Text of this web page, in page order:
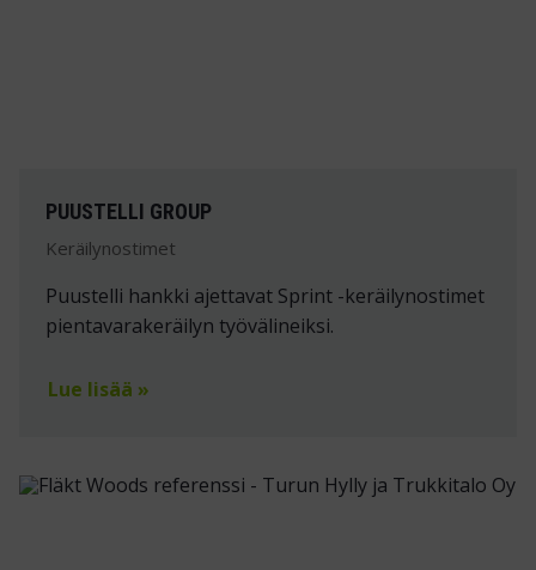
PUUSTELLI GROUP
Keräilynostimet
Puustelli hankki ajettavat Sprint -keräilynostimet
pientavarakeräilyn työvälineiksi.
Lue lisää »